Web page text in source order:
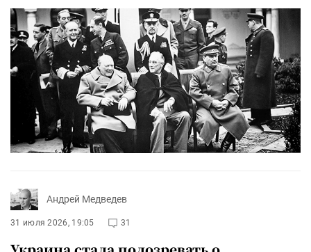
Андрей Медведев
31 июля 2026, 19:05 31